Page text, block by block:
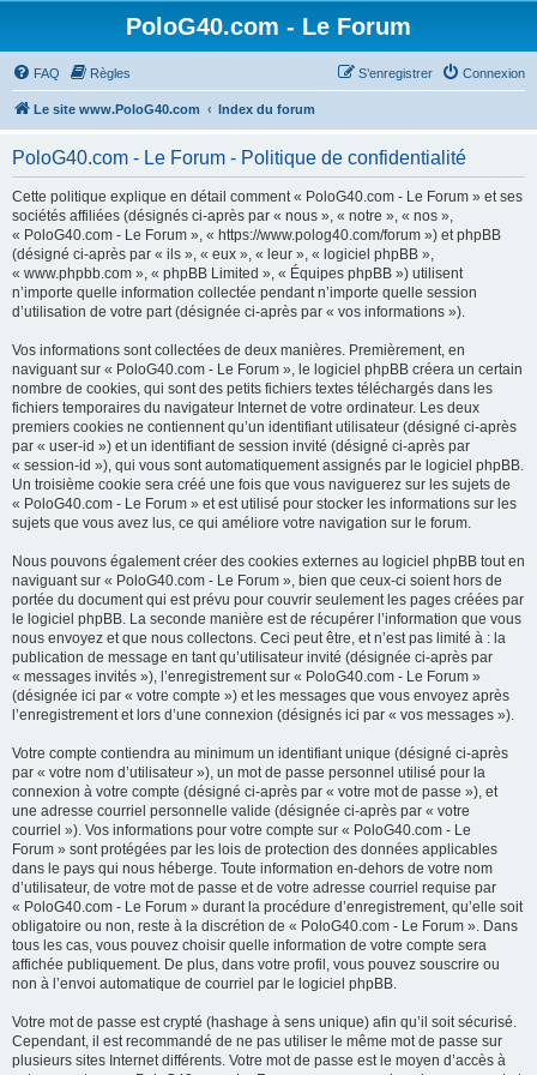
PoloG40.com - Le Forum
FAQ Règles Connexion
S’enregistrer
Le site www.PoloG40.com Index du forum
PoloG40.com - Le Forum - Politique de confidentialité
Cette politique explique en détail comment « PoloG40.com - Le Forum » et ses
sociétés affiliées (désignés ci-après par « nous », « notre », « nos »,
« PoloG40.com - Le Forum », « https://www.polog40.com/forum ») et phpBB
(désigné ci-après par « ils », « eux », « leur », « logiciel phpBB »,
« www.phpbb.com », « phpBB Limited », « Équipes phpBB ») utilisent
n’importe quelle information collectée pendant n’importe quelle session
d’utilisation de votre part (désignée ci-après par « vos informations »).
Vos informations sont collectées de deux manières. Premièrement, en
naviguant sur « PoloG40.com - Le Forum », le logiciel phpBB créera un certain
nombre de cookies, qui sont des petits fichiers textes téléchargés dans les
fichiers temporaires du navigateur Internet de votre ordinateur. Les deux
premiers cookies ne contiennent qu’un identifiant utilisateur (désigné ci-après
par « user-id ») et un identifiant de session invité (désigné ci-après par
« session-id »), qui vous sont automatiquement assignés par le logiciel phpBB.
Un troisième cookie sera créé une fois que vous naviguerez sur les sujets de
« PoloG40.com - Le Forum » et est utilisé pour stocker les informations sur les
sujets que vous avez lus, ce qui améliore votre navigation sur le forum.
Nous pouvons également créer des cookies externes au logiciel phpBB tout en
naviguant sur « PoloG40.com - Le Forum », bien que ceux-ci soient hors de
portée du document qui est prévu pour couvrir seulement les pages créées par
le logiciel phpBB. La seconde manière est de récupérer l’information que vous
nous envoyez et que nous collectons. Ceci peut être, et n’est pas limité à : la
publication de message en tant qu’utilisateur invité (désignée ci-après par
« messages invités »), l’enregistrement sur « PoloG40.com - Le Forum »
(désignée ici par « votre compte ») et les messages que vous envoyez après
l’enregistrement et lors d’une connexion (désignés ici par « vos messages »).
Votre compte contiendra au minimum un identifiant unique (désigné ci-après
par « votre nom d’utilisateur »), un mot de passe personnel utilisé pour la
connexion à votre compte (désigné ci-après par « votre mot de passe »), et
une adresse courriel personnelle valide (désignée ci-après par « votre
courriel »). Vos informations pour votre compte sur « PoloG40.com - Le
Forum » sont protégées par les lois de protection des données applicables
dans le pays qui nous héberge. Toute information en-dehors de votre nom
d’utilisateur, de votre mot de passe et de votre adresse courriel requise par
« PoloG40.com - Le Forum » durant la procédure d’enregistrement, qu’elle soit
obligatoire ou non, reste à la discrétion de « PoloG40.com - Le Forum ». Dans
tous les cas, vous pouvez choisir quelle information de votre compte sera
affichée publiquement. De plus, dans votre profil, vous pouvez souscrire ou
non à l’envoi automatique de courriel par le logiciel phpBB.
Votre mot de passe est crypté (hashage à sens unique) afin qu’il soit sécurisé.
Cependant, il est recommandé de ne pas utiliser le même mot de passe sur
plusieurs sites Internet différents. Votre mot de passe est le moyen d’accès à